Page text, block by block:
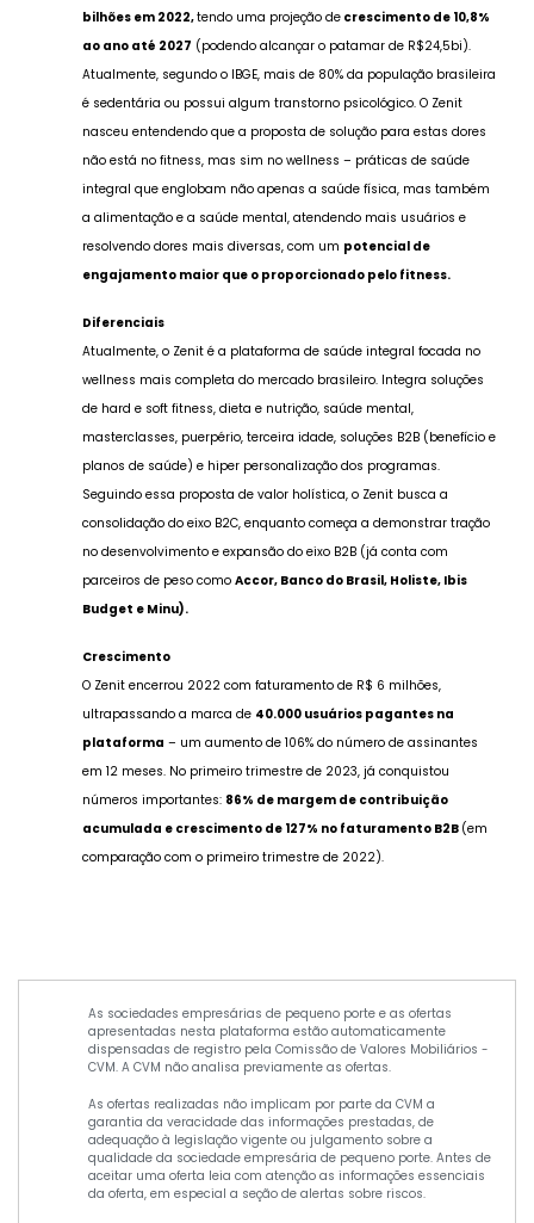
bilhões em 2022,tendo uma projeção decrescimento de 10,8%
ao ano até 2027 (podendo alcançar o patamar de R$24,5bi).
Atualmente, segundo o IBGE, mais de 80% da população brasileira
é sedentária ou possui algum transtorno psicológico. O Zenit
nasceu entendendo que a proposta de solução para estas dores
não está no fitness, mas sim no wellness – práticas de saúde
integral que englobam não apenas a saúde física, mas também
a alimentação e a saúde mental, atendendo mais usuários e
resolvendo dores mais diversas, com um potencial de
engajamento maior que o proporcionado pelo fitness.
Diferenciais
Atualmente, o Zenit é a plataforma de saúde integral focada no
wellness mais completa do mercado brasileiro. Integra soluções
de hard e soft fitness, dieta e nutrição, saúde mental,
masterclasses, puerpério, terceira idade, soluções B2B (benefício e
planos de saúde) e hiper personalização dos programas.
Seguindo essa proposta de valor holística, o Zenit busca a
consolidação do eixo B2C, enquanto começa a demonstrar tração
no desenvolvimento e expansão do eixo B2B (já conta com
parceiros de peso como Accor, Banco do Brasil, Holiste, Ibis
Budget e Minu).
Crescimento
O Zenit encerrou 2022 com faturamento de R$ 6 milhões,
ultrapassando a marca de 40.000 usuários pagantes na
plataforma – um aumento de 106% do número de assinantes
em 12 meses. No primeiro trimestre de 2023, já conquistou
números importantes: 86% de margem de contribuição
acumulada e crescimento de 127% no faturamento B2B (em
comparação com o primeiro trimestre de 2022).
As sociedades empresárias de pequeno porte e as ofertas
apresentadas nesta plataforma estão automaticamente
dispensadas de registro pela Comissão de Valores Mobiliários -
CVM. A CVM não analisa previamente as ofertas.
As ofertas realizadas não implicam por parte da CVM a
garantia da veracidade das informações prestadas, de
adequação à legislação vigente ou julgamento sobre a
qualidade da sociedade empresária de pequeno porte. Antes de
aceitar uma oferta leia com atenção as informações essenciais
da oferta, em especial a seção de alertas sobre riscos.